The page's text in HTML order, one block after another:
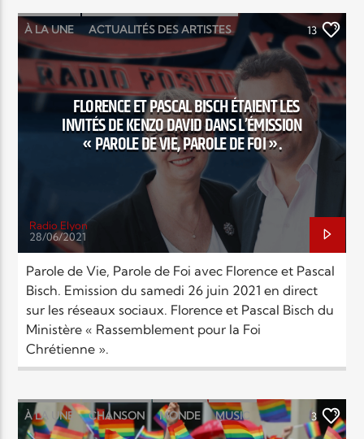
Elyon Hits
Elyon Live
Elyon Kids
À LA UNE ACTUALITÉS DES ARTISTES
NEWS POINTS FORTS
RFC FRANCE - FLORENCE BISCH
13
FLORENCE ET PASCAL BISCH ÉTAIENT LES
INVITÉS DE KENZO DAVID DANS L’ÉMISSION
« PAROLE DE VIE, PAROLE DE FOI ».
Radio Elyon
28/06/2021
Parole de Vie, Parole de Foi avec Florence et Pascal
Bisch. Emission du samedi 26 juin 2021 en direct
sur les réseaux sociaux. Florence et Pascal Bisch du
Ministère « Rassemblement pour la Foi
Chrétienne ».
À LA UNE CHANSON MONDE MUSIC 3